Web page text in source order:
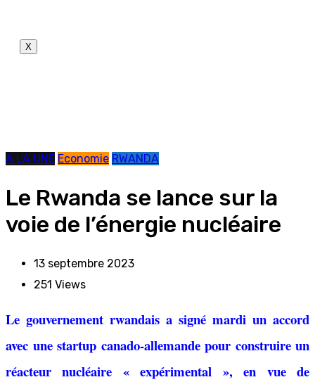
X
A LA UNE Economie RWANDA
Le Rwanda se lance sur la
voie de l’énergie nucléaire
13 septembre 2023
251 Views
Le gouvernement rwandais a signé mardi un accord
avec une startup canado-allemande pour construire un
réacteur nucléaire « expérimental », en vue de